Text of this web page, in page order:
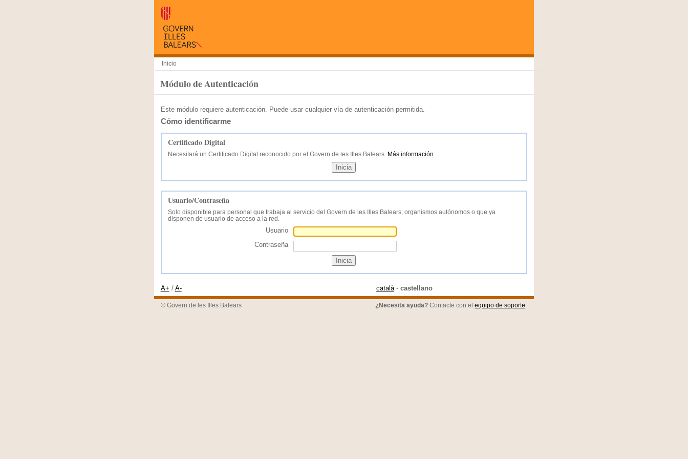
Inicio
Módulo de Autenticación
Este módulo requiere autenticación. Puede usar cualquier vía de autenticación permitida.
Cómo identificarme
Certificado Digital
Necesitará un Certificado Digital reconocido por el Govern de les Illes Balears. Más información
Usuario/Contraseña
Solo disponible para personal que trabaja al servicio del Govern de les Illes Balears, organismos autónomos o que ya
disponen de usuario de acceso a la red.
Usuario
Contraseña
A+ / A- català- castellano
© Govern de les Illes Balears ¿Necesita ayuda? Contacte con elequipo de soporte